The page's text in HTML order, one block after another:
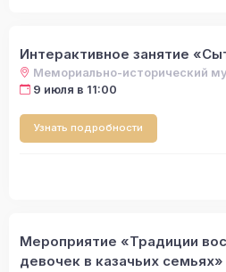
Интерактивное занятие
Мемориально-исторический
9 июля в 11:00
Узнать подробности
Мероприятие «Традиции
девочек в казачьих семьях»